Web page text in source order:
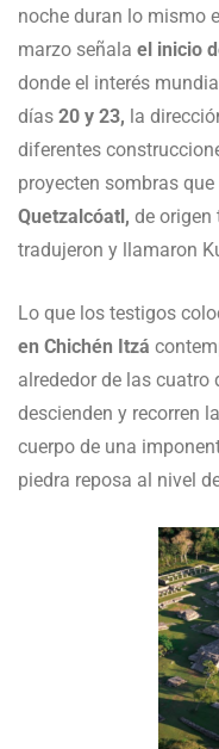
noche duran lo mismo
marzo señala el inicio
donde el interés
días 20 y 23, la
diferentes
proyecten sombras
Quetzalcóatl, de origen
tradujeron y llamaron
Lo que los testigos
en Chichén Itzá
alrededor de las cuatro
descienden y recorren
cuerpo de una
piedra reposa al nivel